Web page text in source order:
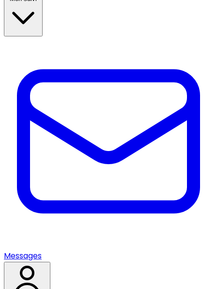
Messages